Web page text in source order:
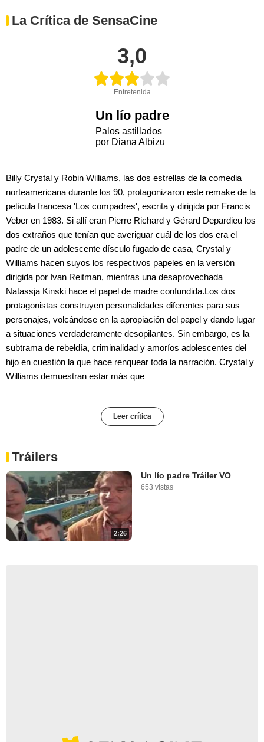
La Crítica de SensaCine
3,0
Entretenida
Un lío padre
Palos astillados
por Diana Albizu
Billy Crystal y Robin Williams, las dos estrellas de la comedia
norteamericana durante los 90, protagonizaron este remake de la
película francesa 'Los compadres', escrita y dirigida por Francis
Veber en 1983. Si allí eran Pierre Richard y Gérard Depardieu los
dos extraños que tenían que averiguar cuál de los dos era el
padre de un adolescente dísculo fugado de casa, Crystal y
Williams hacen suyos los respectivos papeles en la versión
dirigida por Ivan Reitman, mientras una desaprovechada
Natassja Kinski hace el papel de madre confundida.Los dos
protagonistas construyen personalidades diferentes para sus
personajes, volcándose en la apropiación del papel y dando lugar
a situaciones verdaderamente desopilantes. Sin embargo, es la
subtrama de rebeldía, criminalidad y amoríos adolescentes del
hijo en cuestión la que hace renquear toda la narración. Crystal y
Williams demuestran estar más que
Leer crítica
Tráilers
2:26
Un lío padre Tráiler VO
653 vistas